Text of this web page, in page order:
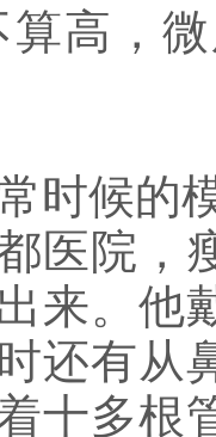
高，微
时候的
医院，
来。他
还有
十多根